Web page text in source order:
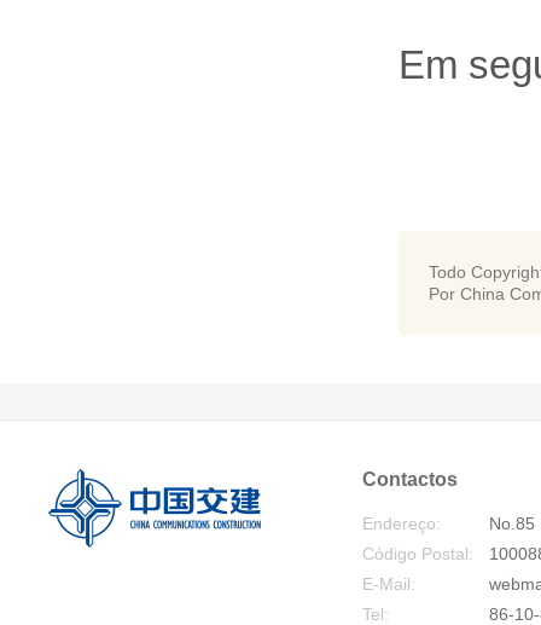
Em
Todo
Por China
Contactos
Endereço:
No.85
Código Postal:
E-Mail:
Tel:
86-